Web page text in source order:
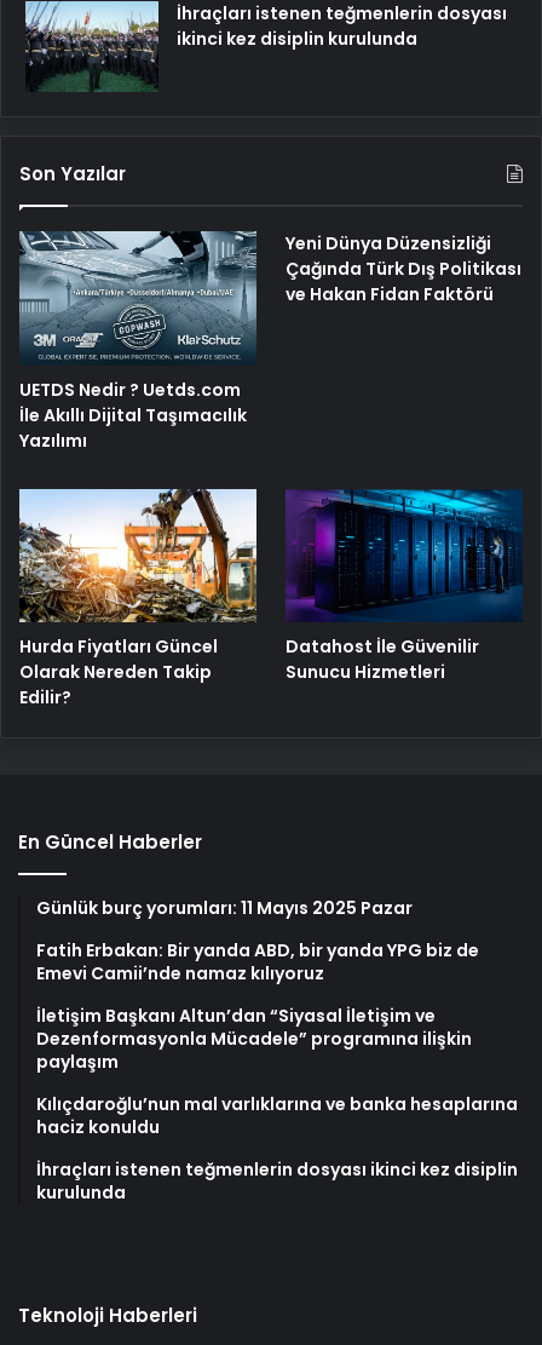
İhraçları istenen teğmenlerin dosyası
ikinci kez disiplin kurulunda
Son Yazılar
UETDS Nedir ? Uetds.com
İle Akıllı Dijital Taşımacılık
Yazılımı
Yeni Dünya Düzensizliği
Çağında Türk Dış Politikası
ve Hakan Fidan Faktörü
Hurda Fiyatları Güncel
Olarak Nereden Takip
Edilir?
Datahost İle Güvenilir
Sunucu Hizmetleri
En Güncel Haberler
Günlük burç yorumları: 11 Mayıs 2025 Pazar
Fatih Erbakan: Bir yanda ABD, bir yanda YPG biz de
Emevi Camii’nde namaz kılıyoruz
İletişim Başkanı Altun’dan “Siyasal İletişim ve
Dezenformasyonla Mücadele” programına ilişkin
paylaşım
Kılıçdaroğlu’nun mal varlıklarına ve banka hesaplarına
haciz konuldu
İhraçları istenen teğmenlerin dosyası ikinci kez disiplin
kurulunda
Teknoloji Haberleri